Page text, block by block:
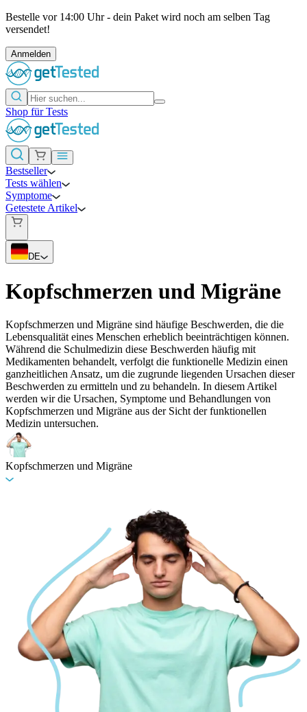
Bestelle vor 14:00 Uhr - dein Paket wird noch am selben Tag
versendet!
Anmelden
Shop für Tests
Bestseller
Tests wählen
Symptome
Getestete Artikel
DE
Kopfschmerzen und Migräne
Kopfschmerzen und Migräne sind häufige Beschwerden, die die
Lebensqualität eines Menschen erheblich beeinträchtigen können.
Während die Schulmedizin diese Beschwerden häufig mit
Medikamenten behandelt, verfolgt die funktionelle Medizin einen
ganzheitlichen Ansatz, um die zugrunde liegenden Ursachen dieser
Beschwerden zu ermitteln und zu behandeln. In diesem Artikel
werden wir die Ursachen, Symptome und Behandlungen von
Kopfschmerzen und Migräne aus der Sicht der funktionellen
Medizin untersuchen.
Kopfschmerzen und Migräne